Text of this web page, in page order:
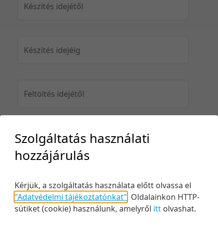
Készítés idejétől
Készítés idejéig
Feltöltés idejétől
Feltöltés idejéig
Keresés
Szolgáltatás használati
hozzájárulás
Kérjük, a szolgáltatás használata előtt olvassa el
"Adatvédelmi tájékoztatónkat" Oldalainkon HTTP-
sütiket (cookie) használunk, amelyről itt olvashat.